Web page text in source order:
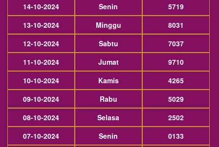
14-10-2024
Senin
5719
13-10-2024
Minggu
8031
12-10-2024
Sabtu
7037
11-10-2024
Jumat
9710
10-10-2024
Kamis
4265
09-10-2024
Rabu
5029
08-10-2024
Selasa
2502
07-10-2024
Senin 0133